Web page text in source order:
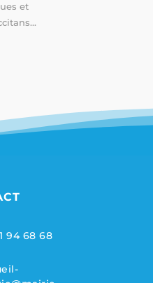
et
94 68 68